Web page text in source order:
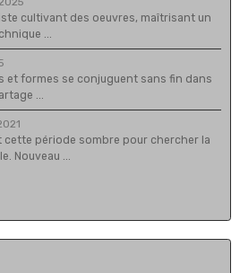
cultivant des oeuvres, maîtrisant un
...
et formes se conjuguent sans fin dans
...
cette période sombre pour chercher la
Nouveau ...